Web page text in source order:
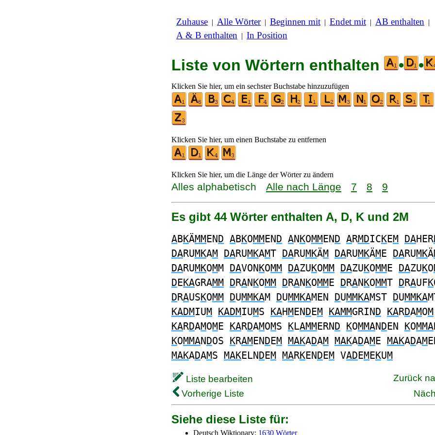
Zuhause | Alle Wörter| Beginnen mit | Endet mit | AB enthalten |
A & B enthalten | In Position
Liste von Wörtern enthalten • •
Klicken Sie hier, um ein sechster Buchstabe hinzuzufügen
Klicken Sie hier, um einen Buchstabe zu entfernen
Klicken Sie hier, um die Länge der Wörter zu ändern
Alles alphabetisch Alle nach Länge 7 8 9
Es gibt 44 Wörter enthalten A, D, K und 2M
ABKÄMMEND ABKOMMEND ANKOMMEND ARMDICKEM DAHER
DARUMKAM DARUMKAMT DARUMKÄM DARUMKÄME DARUMKÄ
DARUMKOMM DAVONKOMM DAZUKOMM DAZUKOMME DAZUKO
DEKAGRAMM DRANKOMM DRANKOMME DRANKOMMT DRAUFK
DRAUSKOMM DUMMKAM DUMMKAMEN DUMMKAMST DUMMKA
KADMIUM KADMIUMS KAHMENDEM KAMMGRIND KARDAMOM
KARDAMOME KARDAMOMS KLAMMERND KOMMANDEN KOMMA
KOMMANDOS KRAMENDEM MAKADAM MAKADAME MAKADAM
MAKADAMS MAKELNDEM MARKENDEM VADEMEKUM
Liste bearbeiten
Zurück
Vorherige Liste
Siehe diese Liste für:
Deutsch Wiktionary: 1630 Wörter